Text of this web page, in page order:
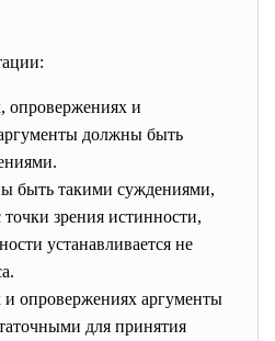
опровержениях и
должны быть
быть такими суждениями,
зрения истинности,
устанавливается не
и опровержениях аргументы
для принятия